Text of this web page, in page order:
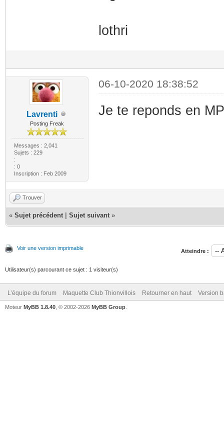
lothri
Lavrenti
Posting Freak
Messages : 2,041
Sujets : 229
:
: 0
Inscription : Feb 2009
06-10-2020 18:38:52
Je te reponds en
Trouver
« Sujet précédent Sujet suivant »
Voir une version imprimable Atteindre :
Utilisateur(s) parcourant ce sujet : 1 visiteur(s)
L’équipe du forum Maquette Club Thionvillois Retourner en haut Version
Moteur MyBB 1.8.40 , © 2002-2026 MyBB Group